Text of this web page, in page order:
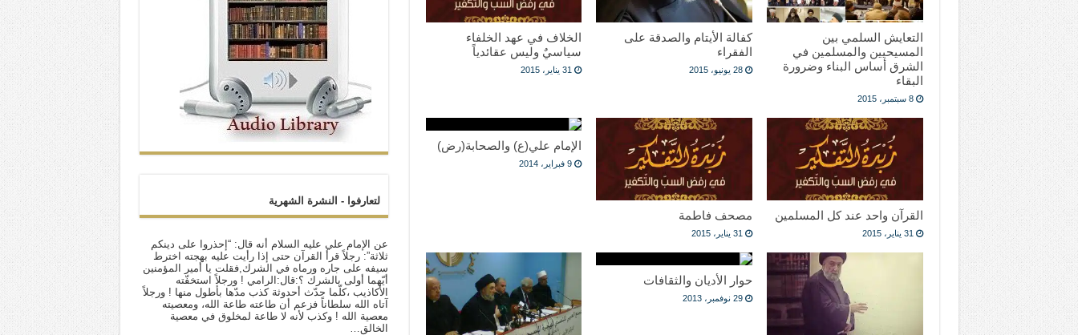
التعايش السلمي بين
المسيحيين والمسلمين في
الشرق أساس البناء وضرورة
البقاء
8 سبتمبر، 2015
كفالة الأيتام والصدقة على
الفقراء
28 يونيو، 2015
الخلاف في عهد الخلفاء
سياسيٌ وليس عقائدياً
31 يناير، 2015
القرآن واحد عند كل المسلمين
31 يناير، 2015
مصحف فاطمة
31 يناير، 2015
الإمام علي(ع) والصحابة(رض)
9 فبراير، 2014
حوار الأديان والثقافات
29 نوفمبر، 2013
لتعارفوا - النشرة الشهرية
عن الإمام علي عليه السلام أنه قال: “إحذروا على دينكم
ثلاثة”: رجلاً قرأ القرآن حتى إذا رأيت عليه بهجته اخترط
سيفه على جاره ورماه في الشرك,فقلت يا أمير المؤمنين
أيّهما أولى بالشرك ؟:قال:الرامي ! ورجلاً استخفّته
الأكاذيب ،كلّما حدّث أحدوثة كذب مدّها بأطول منها ! ورجلاً
آتاه الله سلطاناً فزعم أن طاعته طاعة الله، ومعصيته
معصية الله ! وكذب لأنه لا طاعة لمخلوق في معصية
الخالق…